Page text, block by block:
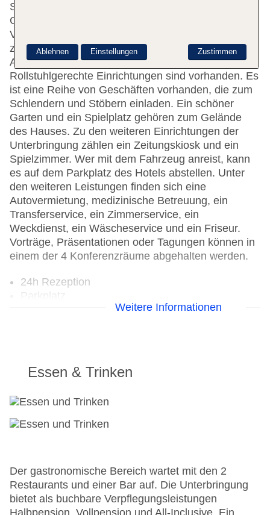
Seite. Ein Safe, eine Wechselstube und ein
Geldautomat stehen als Serviceleistungen zur
Verfügung. Per WLAN erhalten die Gäste Zugang
zum Internet. Hilfestellung bei der Buchung von
Ausflügen wird am Tourdesk geboten.
Rollstuhlgerechte Einrichtungen sind vorhanden. Es
ist eine Reihe von Geschäften vorhanden, die zum
Schlendern und Stöbern einladen. Ein schöner
Garten und ein Spielplatz gehören zum Gelände
des Hauses. Zu den weiteren Einrichtungen der
Unterbringung zählen ein Zeitungskiosk und ein
Spielzimmer. Wer mit dem Fahrzeug anreist, kann
es auf dem Parkplatz des Hotels abstellen. Unter
den weiteren Leistungen finden sich eine
Autovermietung, medizinische Betreuung, ein
Transferservice, ein Zimmerservice, ein
Weckdienst, ein Wäscheservice und ein Friseur.
Vorträge, Präsentationen oder Tagungen können in
einem der 4 Konferenzräume abgehalten werden.
24h Rezeption
Check-in von: 14:00:00
Hoteleröffnung: 1994
Hotelsafe
Letzte umfassende Renovierung: 2002
Lift
Zimmerservice
Sonnenterrasse
Gesamtanzahl der Stockwerke: 4
Weitere Informationen
Essen & Trinken
Der gastronomische Bereich wartet mit den 2
Restaurants und einer Bar auf. Die Unterbringung
bietet als buchbare Verpflegungsleistungen
Zustimmen
Ablehnen Einstellungen